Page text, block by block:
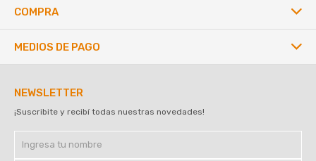
COMPRA
NEWSLETTER
¡Suscribite y recibí todas nuestras novedades!
MEDIOS DE PAGO